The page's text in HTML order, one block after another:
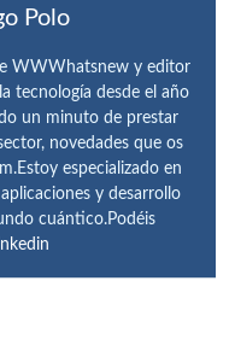
Polo
WWWhatsnew y editor
tecnología desde el año
un minuto de prestar
novedades que os
especializado en
y desarrollo
cuántico.Podéis